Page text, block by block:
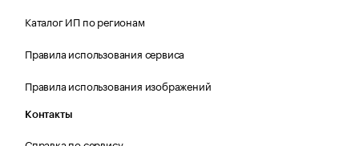
Каталог ИП по регионам
Правила использования сервиса
Правила использования изображений
Контакты